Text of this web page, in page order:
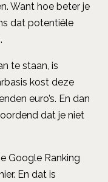
Want hoe beter je
dat potentiële
te staan, is
kost deze
euro’s. En dan
dat je niet
Google Ranking
En dat is